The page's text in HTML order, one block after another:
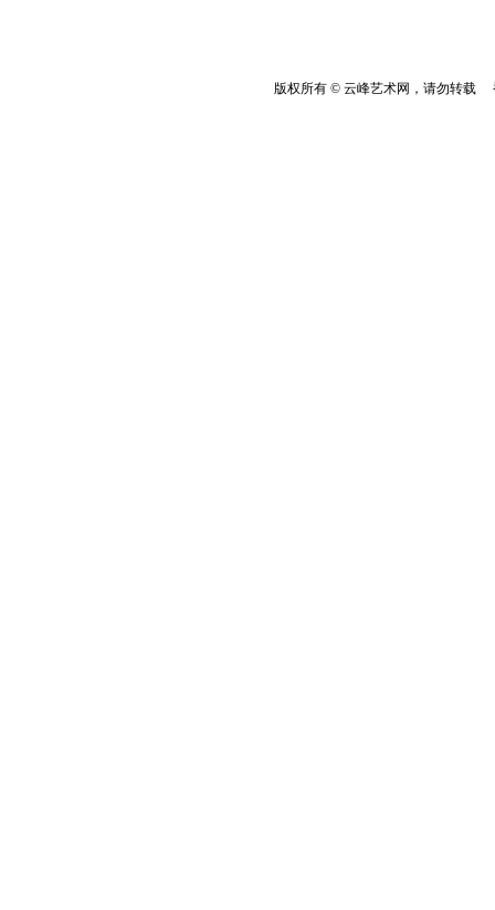
版权所有 © 云峰艺术网，请勿转载